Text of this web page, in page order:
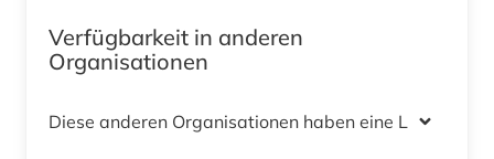
Verfügbarkeit in anderen
Organisationen
Diese anderen Organisationen haben eine Lizenz